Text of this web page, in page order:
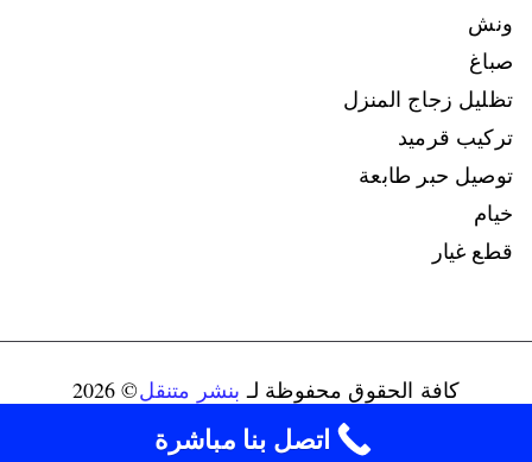
ونش
صباغ
تظليل زجاج المنزل
تركيب قرميد
توصيل حبر طابعة
خيام
قطع غيار
كافة الحقوق محفوظة لـ بنشر متنقل© 2026
connect@ads-kuwait.net
+96598080146‬اتصل بنا مباشرة